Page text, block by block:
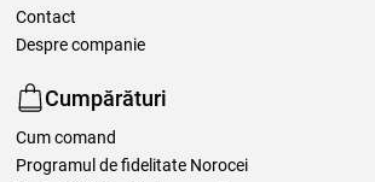
Contact
Despre companie
Cumpărături
Cum comand
Programul de fidelitate Norocei